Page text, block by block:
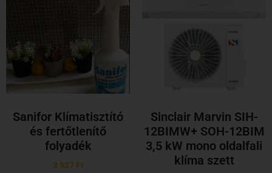
Sanifor Klímatisztító
és fertőtlenítő
folyadék
3 937 Ft
Sinclair Marvin SIH-
12BIMW+ SOH-12BIM
3,5 kW mono oldalfali
klíma szett